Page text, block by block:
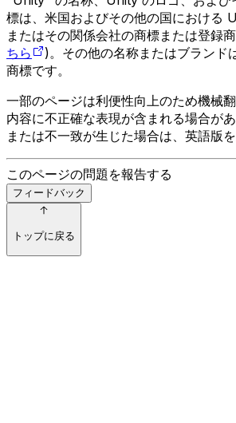
標は、米国およびその他の国における
またはその関係会社の商標または登録
ちら
)。その他の名称またはブランド
商標です。
一部のページは利便性向上のため機械翻
内容に不正確な表現が含まれる場合が
または不一致が生じた場合は、英語版を
このページの問題を報告する
フィードバック
トップに戻る